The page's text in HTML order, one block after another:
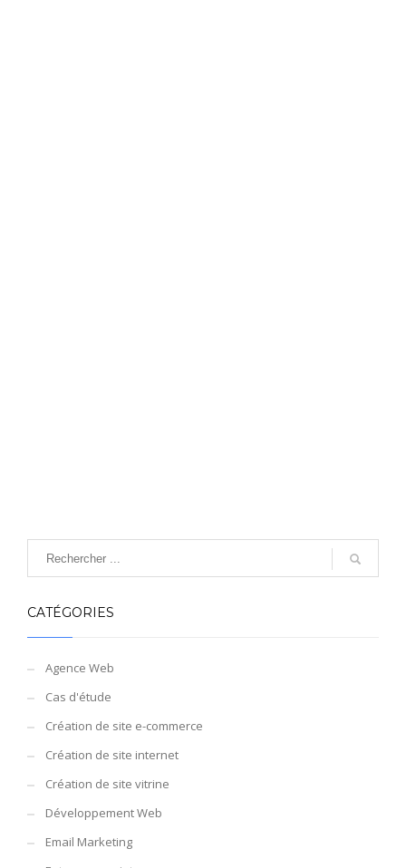
CATÉGORIES
Agence Web
Cas d'étude
Création de site e-commerce
Création de site internet
Création de site vitrine
Développement Web
Email Marketing